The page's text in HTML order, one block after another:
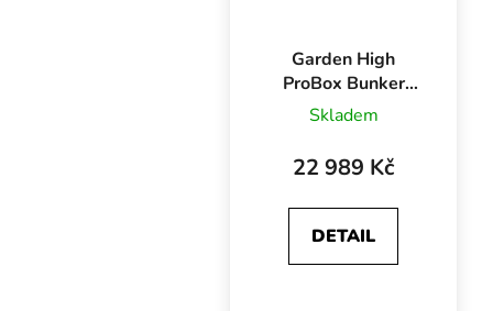
Garden High
ProBox Bunker
Tent 240,
Skladem
22 989 Kč
DETAIL